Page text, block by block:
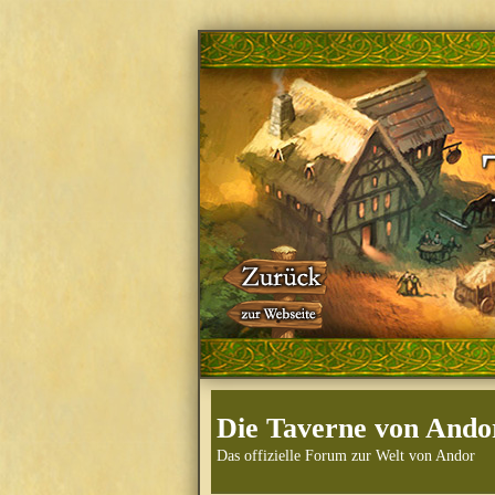
Die Taverne von
Das offizielle Forum zur Welt von Andor